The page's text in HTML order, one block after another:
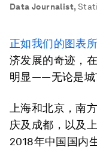
Data Journalist,
正如我们的图表
济发展的奇迹，
明显——无论是城
上海和北京，南
庆及成都，以及
2018年中国国内